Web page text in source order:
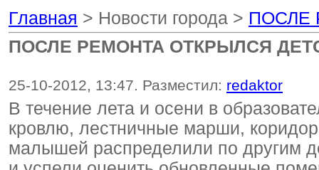
Главная > Новости города > ПОСЛЕ
ПОСЛЕ РЕМОНТА ОТКРЫЛСЯ
25-10-2012, 13:47. Разместил: redaktor
В течение лета и осени в
кровлю, лестничные марши,
малышей распределили по другим